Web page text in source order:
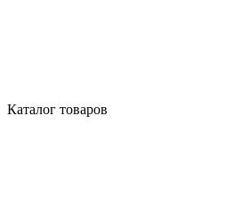
Каталог товаров